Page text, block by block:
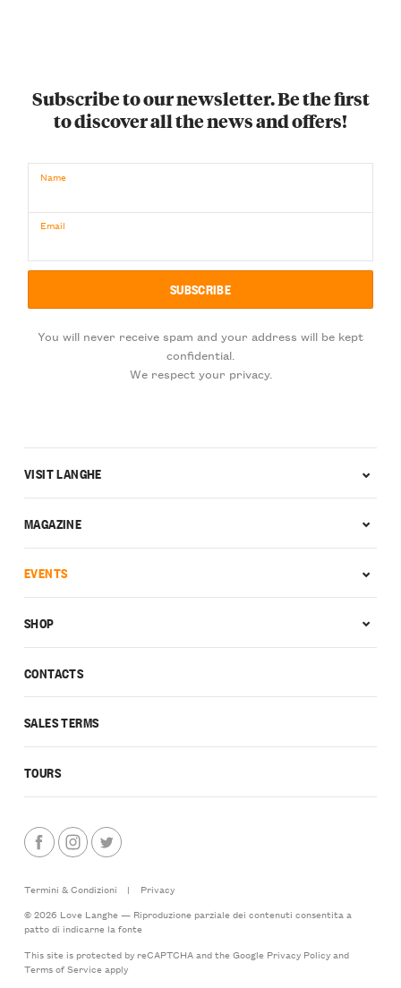
Subscribe to our newsletter. Be the first
to discover all the news and offers!
Name
Email
You will never receive spam and your address will be kept
confidential.
We respect your privacy.
CONTACTS
SALES TERMS
TOURS
VISIT LANGHE
MAGAZINE
EVENTS
SHOP
Termini & Condizioni |
Privacy
© 2026 Love Langhe — Riproduzione parziale dei contenuti consentita a
patto di indicarne la fonte
This site is protected by reCAPTCHA and the Google Privacy Policyand
Terms of Serviceapply